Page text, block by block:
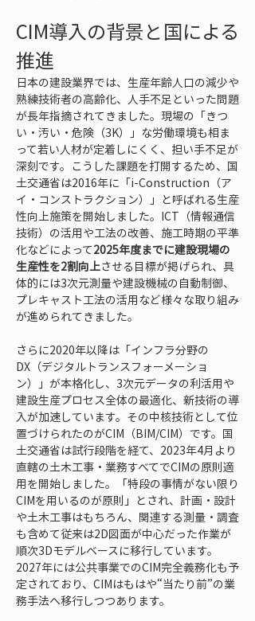
CIM導入の背景と国による
推進
日本の建設業界では、生産年齢人口の減少や
熟練技術者の高齢化、人手不足といった問題
が長年指摘されてきました。現場の「きつ
い・汚い・危険（3K）」な労働環境も相ま
って若い人材が定着しにくく、担い手不足が
深刻です。こうした課題を打開するため、国
土交通省は2016年に「i-Construction（ア
イ・コンストラクション）」と呼ばれる生産
性向上施策を開始しました。ICT（情報通信
技術）の活用や工法の改善、施工時期の平準
化などによって2025年度までに建設現場の
生産性を2割向上させる目標が掲げられ、具
体的には3次元測量や建設機械の自動制御、
プレキャスト工法の活用など様々な取り組み
が進められてきました。
さらに2020年以降は「インフラ分野の
DX（デジタルトランスフォーメーショ
ン）」が本格化し、3次元データの利活用や
建設生産プロセス全体の最適化、新技術の導
入が加速しています。その中核技術として位
置づけられたのがCIM（BIM/CIM）です。国
土交通省は試行段階を経て、2023年4月より
直轄の土木工事・業務すべてでCIMの原則適
用を開始しました。「特段の事情がない限り
CIMを用いるのが原則」とされ、計画・設計
や土木工事はもちろん、関連する測量・調査
も含めて従来は2D図面が中心だった作業が
順次3Dモデルベースに移行しています。
2027年には公共事業でのCIM完全義務化も予
定されており、CIMはもはや“当たり前”の業
務手法へ移行しつつあります。